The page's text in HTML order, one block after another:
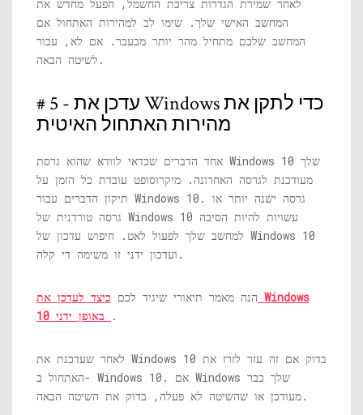
לאחר שמירת הגדרות צריכת החשמל, הפעל מחדש את
המחשב האישי שלך. שימו לב למהירות האתחול אם
המחשב שלכם מתחיל מהר יותר מבעבר. אם לא, עבור
לשיטה הבאה.
# 5 - עדכן את Windows כדי לתקן את
מהירות האתחול האיטית
אחד הדברים שכדאי לוודא שהוא גרסת Windows 10 שלך
מעודכנת לגרסה האחרונה. מיקרוסופט עובדת כל הזמן על
תיקון הדברים עבור Windows 10. גרסה ישנה יותר או
גרסה טורדנית של Windows 10 עשויות להיות הסיבה
למחשב שלך לפעול לאט. חיפוש עדכון של Windows 10
ועדכון ידני זו משימה די קלה.
הנה מאמר תיאורי שיגיד לכם כיצד לעדכן את Windows
10 באופן ידני .
לאחר שעדכנת את Windows 10 בדוק אם זה עזר לזרז את
האתחול ב- Windows 10. אם Windows שלך כבר
מעודכן או שהשיטה לא פעלה, בדוק את השיטה הבאה.